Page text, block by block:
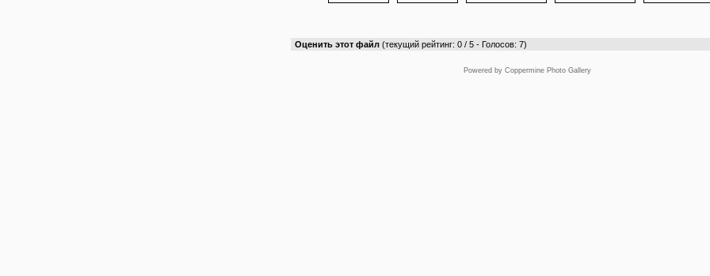
Оценить этот файл (текущий рейтинг: 0 / 5 - Голосов: 7)
Powered by Coppermine Photo Gallery